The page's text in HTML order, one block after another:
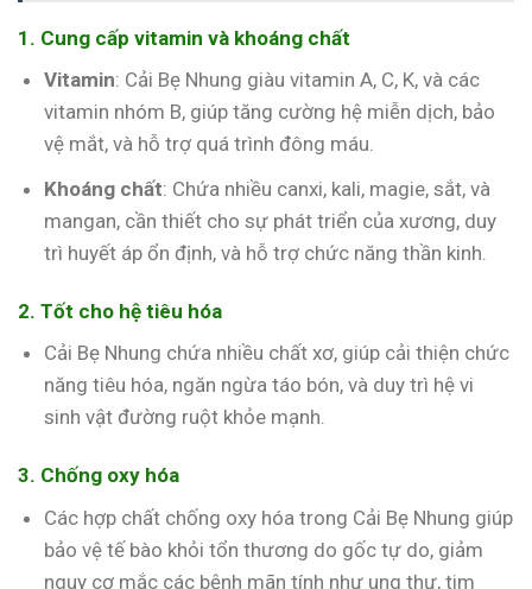
1. Cung cấp vitamin và khoáng chất
Vitamin: Cải Bẹ Nhung giàu vitamin A, C, K, và các
vitamin nhóm B, giúp tăng cường hệ miễn dịch, bảo
vệ mắt, và hỗ trợ quá trình đông máu.
Khoáng chất: Chứa nhiều canxi, kali, magie, sắt, và
mangan, cần thiết cho sự phát triển của xương, duy
trì huyết áp ổn định, và hỗ trợ chức năng thần kinh.
2. Tốt cho hệ tiêu hóa
Cải Bẹ Nhung chứa nhiều chất xơ, giúp cải thiện chức
năng tiêu hóa, ngăn ngừa táo bón, và duy trì hệ vi
sinh vật đường ruột khỏe mạnh.
3. Chống oxy hóa
Các hợp chất chống oxy hóa trong Cải Bẹ Nhung giúp
bảo vệ tế bào khỏi tổn thương do gốc tự do, giảm
nguy cơ mắc các bệnh mãn tính như ung thư, tim